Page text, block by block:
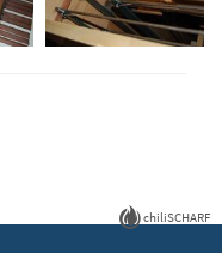
chiliSCHARF